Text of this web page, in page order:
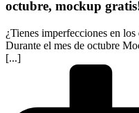
octubre, mockup
¿Tienes imperfecciones en
Durante el mes de octubre
[...]